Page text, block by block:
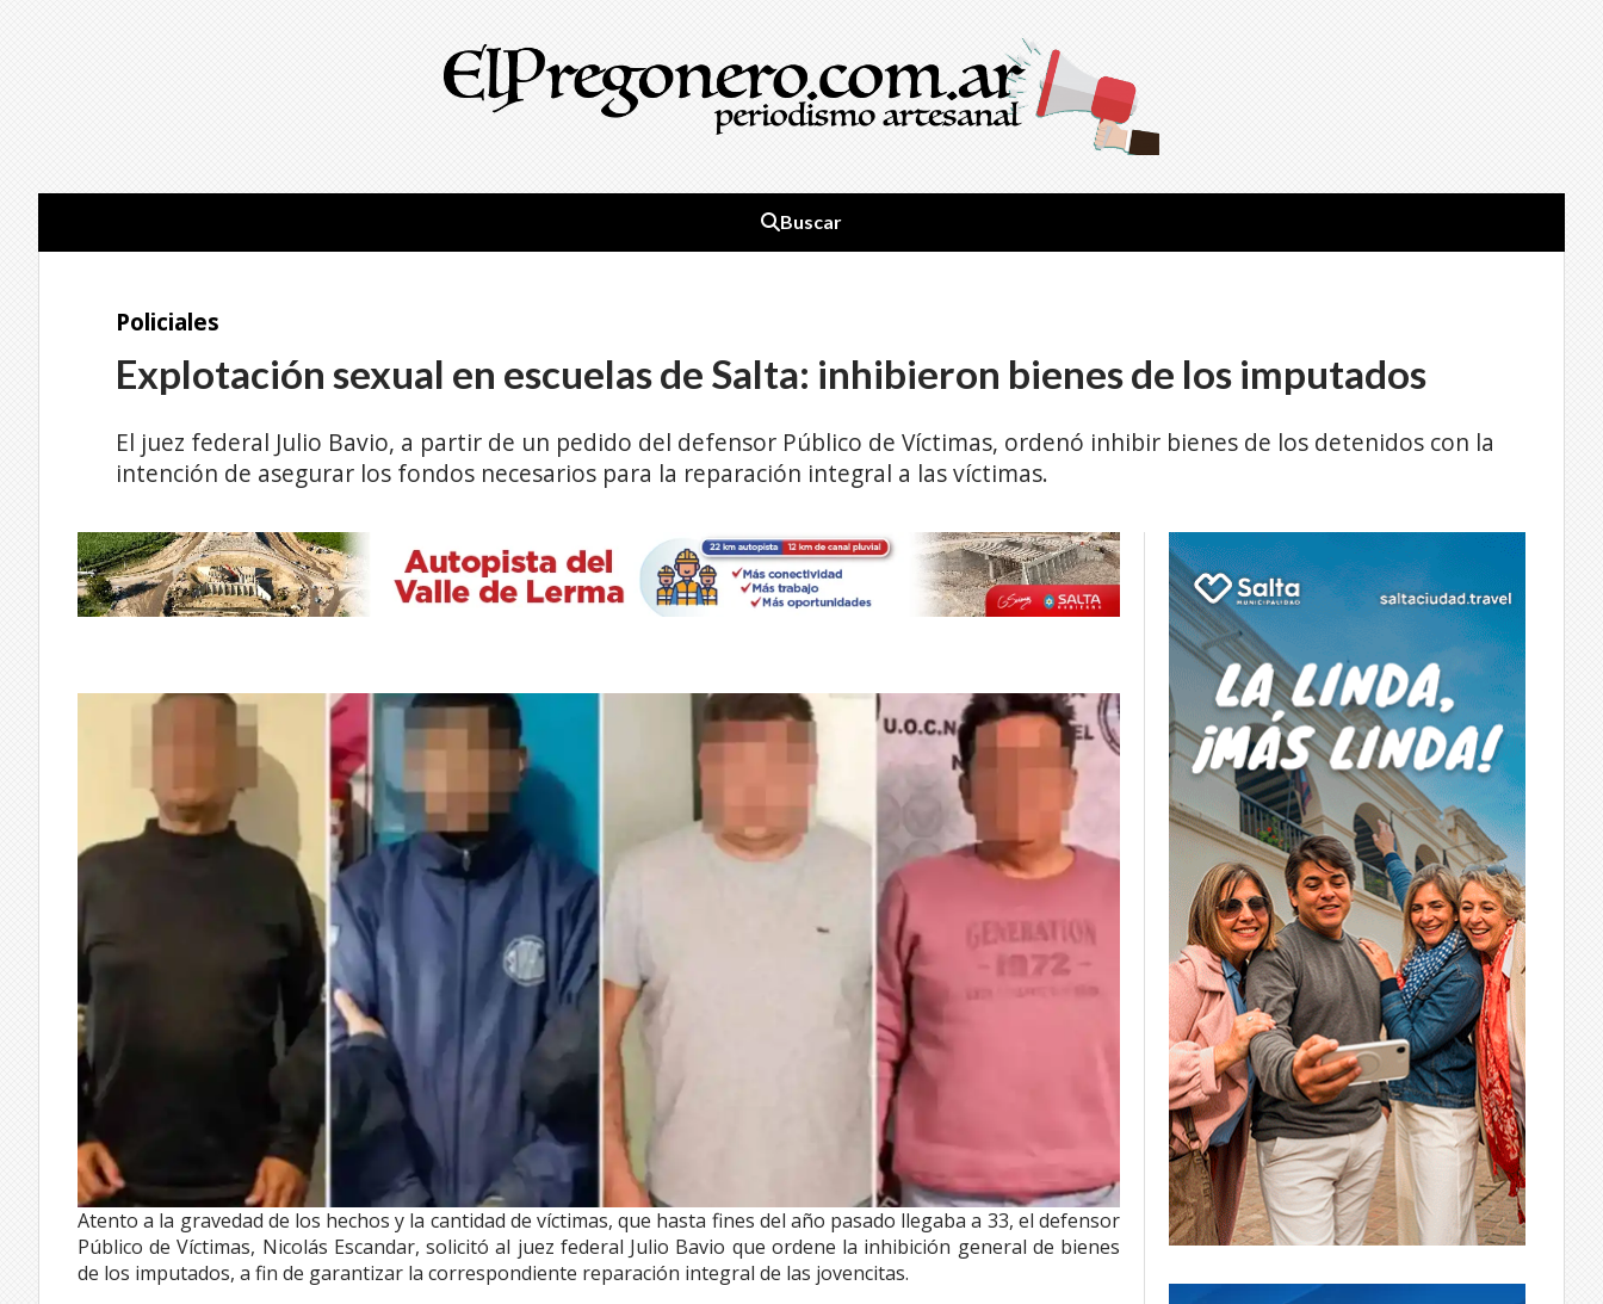
Buscar
Explotación sexual en escuelas de Salta: inhibieron bienes de los imputados
El juez federal Julio Bavio, a partir de un pedido del defensor Público de Víctimas, ordenó inhibir bienes de los detenidos con la
intención de asegurar los fondos necesarios para la reparación integral a las víctimas.
Policiales
Atento a la gravedad de los hechos y la cantidad de víctimas, que hasta fines del año pasado llegaba a 33, el defensor
Público de Víctimas, Nicolás Escandar, solicitó al juez federal Julio Bavio que ordene la inhibición general de bienes
de los imputados, a fin de garantizar la correspondiente reparación integral de las jovencitas.